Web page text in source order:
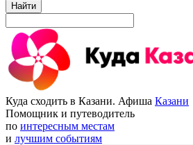
Найти
Куда сходить в Казани. Афиша Казани
Помощник и путеводитель
по интересным местам
и лучшим событиям